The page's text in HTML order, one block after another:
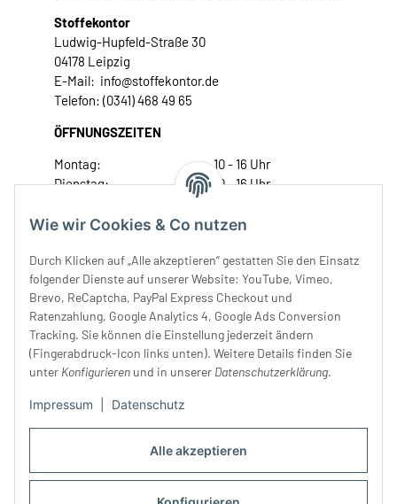
Alle akzeptieren
Wie wir Cookies & Co nutzen
Durch Klicken auf „Alle akzeptieren“ gestatten Sie den Einsatz
folgender Dienste auf unserer Website: YouTube, Vimeo,
Brevo, ReCaptcha, PayPal Express Checkout und
Ratenzahlung, Google Analytics 4, Google Ads Conversion
Tracking. Sie können die Einstellung jederzeit ändern
(Fingerabdruck-Icon links unten). Weitere Details finden Sie
unter Konfigurieren und in unserer Datenschutzerklärung.
Impressum Datenschutz
Stoffekontor
Ludwig-Hupfeld-Straße 30
04178 Leipzig
E-Mail: info@stoffekontor.de
Telefon: (0341) 468 49 65
ÖFFNUNGSZEITEN
Montag:
10 - 16 Uhr
Dienstag:
10 - 16 Uhr
Donnerstag:
10 - 18 Uhr
Samstag:
10 - 14 Uhr
Unser Service
Rechtliches